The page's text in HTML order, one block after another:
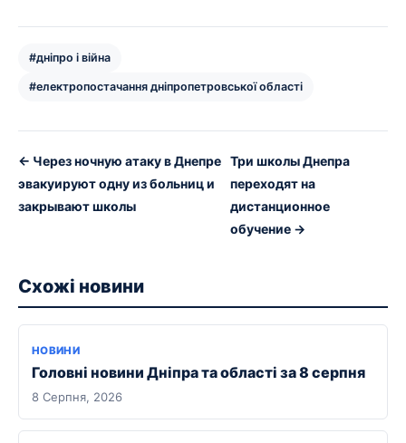
#дніпро і війна
#електропостачання дніпропетровської області
← Через ночную атаку в Днепре
эвакуируют одну из больниц и
закрывают школы
Три школы Днепра
переходят на
дистанционное
обучение →
Схожі новини
НОВИНИ
Головні новини Дніпра та області за 8 серпня
8 Серпня, 2026